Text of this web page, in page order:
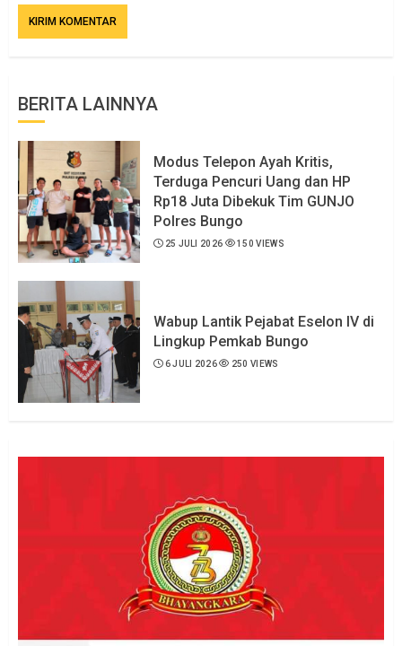
BERITA LAINNYA
Modus Telepon Ayah Kritis,
Terduga Pencuri Uang dan HP
Rp18 Juta Dibekuk Tim GUNJO
Polres Bungo
25 JULI 2026 150 VIEWS
Wabup Lantik Pejabat Eselon IV di
Lingkup Pemkab Bungo
6 JULI 2026 250 VIEWS